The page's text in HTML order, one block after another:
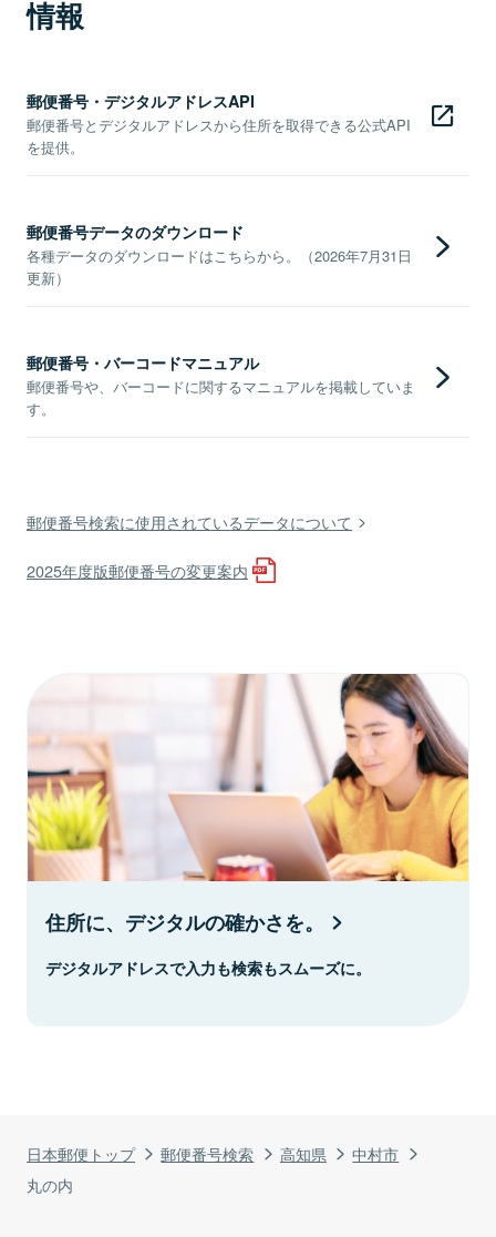
日本郵便トップ 郵便番号検索 高知県
中村市
丸の内
情報
郵便番号・デジタルアドレスAPI
郵便番号とデジタルアドレスから住所を取得できる公式API
を提供。
郵便番号データのダウンロード
各種データのダウンロードはこちらから。（2026年7月31日
更新）
郵便番号・バーコードマニュアル
郵便番号や、バーコードに関するマニュアルを掲載していま
す。
郵便番号検索に使用されているデータについて
2025年度版郵便番号の変更案内
住所に、デジタルの確かさを。
デジタルアドレスで入力も検索もスムーズに。